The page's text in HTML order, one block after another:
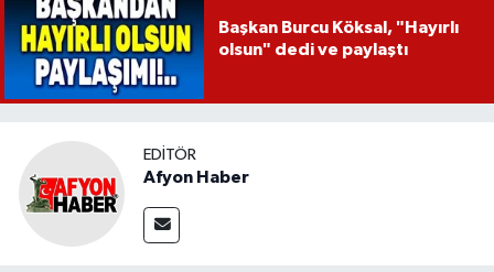
Başkan Burcu Köksal, "Hayırlı
olsun" dedi ve paylaştı
EDITÖR
Afyon Haber